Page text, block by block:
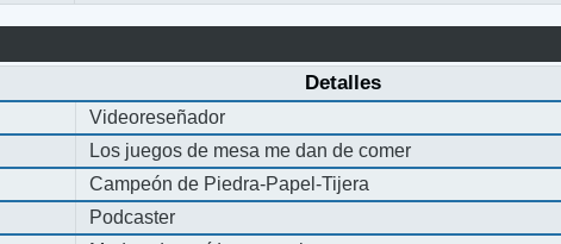
Detalles
Videoreseñador
Los juegos de mesa me dan de comer
Campeón de Piedra-Papel-Tijera
Podcaster